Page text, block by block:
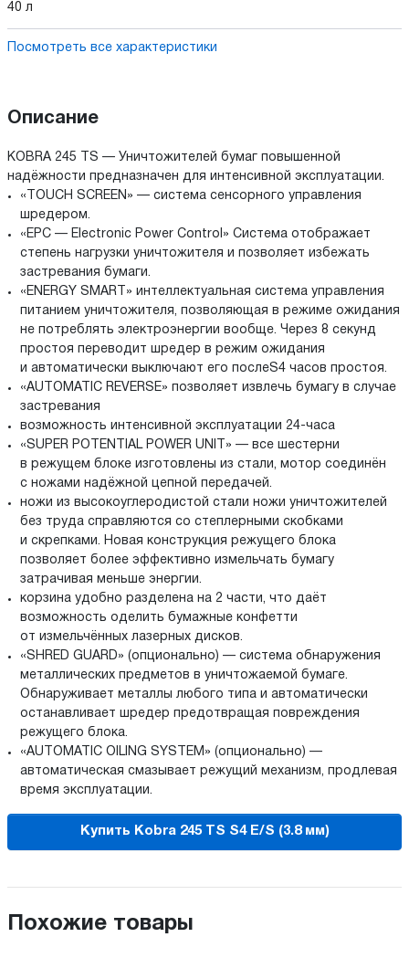
40 л
Посмотреть все характеристики
Описание
KOBRA 245 TS — Уничтожителей бумаг повышенной
надёжности предназначен для интенсивной эксплуатации.
«TOUCH SCREEN» — система сенсорного управления
шредером.
«EPC — Electronic Power Control» Система отображает
степень нагрузки уничтожителя и позволяет избежать
застревания бумаги.
«ENERGY SMART» интеллектуальная система управления
питанием уничтожителя, позволяющая в режиме ожидания
не потреблять электроэнергии вообще. Через 8 секунд
простоя переводит шредер в режим ожидания
и автоматически выключают его послеS4 часов простоя.
«AUTOMATIC REVERSE» позволяет извлечь бумагу в случае
застревания
возможность интенсивной эксплуатации 24-часа
«SUPER POTENTIAL POWER UNIT» — все шестерни
в режущем блоке изготовлены из стали, мотор соединён
с ножами надёжной цепной передачей.
ножи из высокоуглеродистой стали ножи уничтожителей
без труда справляются со степлерными скобками
и скрепками. Новая конструкция режущего блока
позволяет более эффективно измельчать бумагу
затрачивая меньше энергии.
корзина удобно разделена на 2 части, что даёт
возможность оделить бумажные конфетти
от измельчённых лазерных дисков.
«SHRED GUARD» (опционально) — система обнаружения
металлических предметов в уничтожаемой бумаге.
Обнаруживает металлы любого типа и автоматически
останавливает шредер предотвращая повреждения
режущего блока.
«AUTOMATIC OILING SYSTEM» (опционально) —
автоматическая смазывает режущий механизм, продлевая
время эксплуатации.
Купить Kobra 245 TS S4 E/S (3.8 мм)
Похожие товары